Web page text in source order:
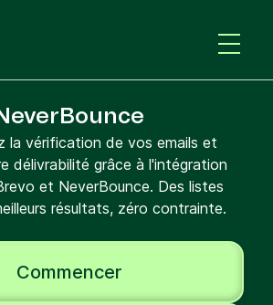
la vérification de vos emails et
délivrabilité grâce à l'intégration
et NeverBounce. Des listes
résultats, zéro contrainte.
Commencer